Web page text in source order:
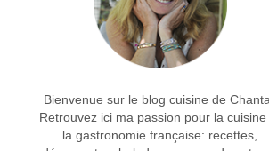
Bienvenue sur le blog cuisine de
Retrouvez ici ma passion pour la cuisine
la gastronomie française: recettes,